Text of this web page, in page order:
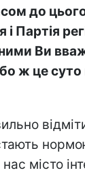
до
Партія
Ви
ж це суто
місто